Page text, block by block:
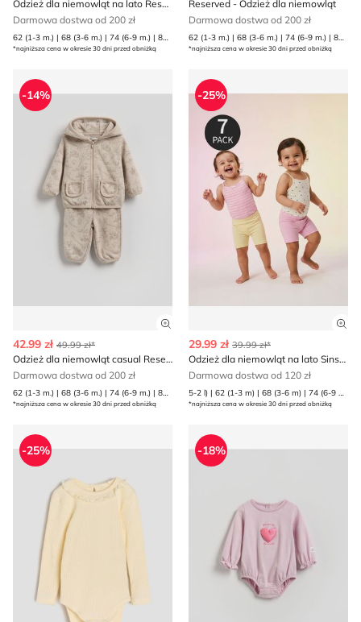
Odzież dla niemowląt na lato Reserved
Darmowa dostwa od 200 zł
62 (1-3 m.) | 68 (3-6 m.) | 74 (6-9 m.) | 80 (9-12 m.)
*najniższa cena w okresie 30 dni przed obniżką
Reserved - Odzież dla niemowląt
Darmowa dostwa od 200 zł
62 (1-3 m.) | 68 (3-6 m.) | 74 (6-9 m.) | 80 (9-12 m.)
*najniższa cena w okresie 30 dni przed obniżką
Odzież dla niemowląt casual Reserved
-14%
Zobacz szczegóły produktu
42.99 zł 49.99 zł*
Odzież dla niemowląt casual Reserved
Darmowa dostwa od 200 zł
62 (1-3 m.) | 68 (3-6 m.) | 74 (6-9 m.) | 80 (9-12 m.)
*najniższa cena w okresie 30 dni przed obniżką
Odzież dla niemowląt na
-25%
29.99 zł 39.99 zł*
Odzież dla niemowląt na lato Sinsay
Darmowa dostwa od 120 zł
5-2 l) | 62 (1-3 m) | 68 (3-6 m) | 74 (6-9 m) | 80 (9-12 m) | 86 (12-18 m) | 92 (1 | 98 (2-3 l)
*najniższa cena w okresie 30 dni przed obniżką
Odzież dla niemowląt Sinsay
-25%
Reserved - Odzież dla
-18%